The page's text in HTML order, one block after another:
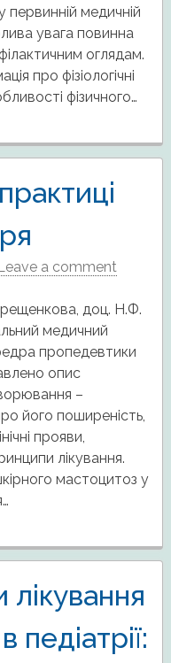
первинній медичній
увага повинна
оглядам.
про фізіологічні
фізичного…
a comment
доц. Н.Ф.
медичний
пропедевтики
опис
–
його поширеність,
прояви,
лікування.
мастоцитоз у
лікування
педіатрії: